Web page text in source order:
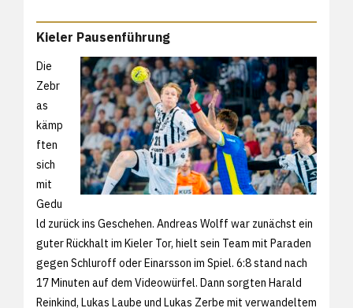
Kieler Pausenführung
Die
Zebr
as
kämp
ften
sich
mit
Gedu
ld zurück ins Geschehen. Andreas Wolff war zunächst ein
guter Rückhalt im Kieler Tor, hielt sein Team mit Paraden
gegen Schluroff oder Einarsson im Spiel. 6:8 stand nach
17 Minuten auf dem Videowürfel. Dann sorgten Harald
Reinkind, Lukas Laube und Lukas Zerbe mit verwandeltem